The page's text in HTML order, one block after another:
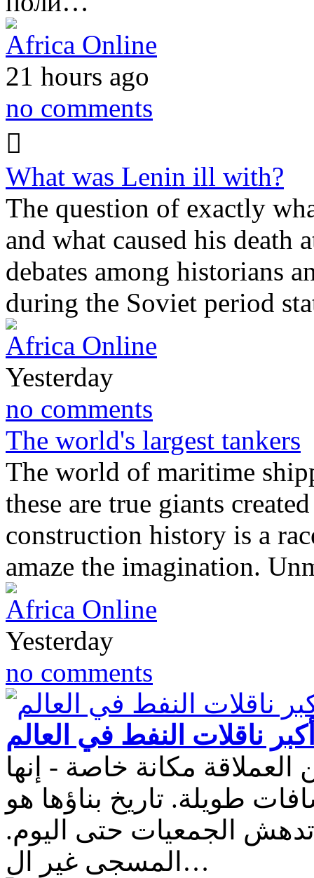
Africa Online
21 hours ago
no comments
What was Lenin ill with?
The question of exactly
and what caused his death
debates among historians
during the Soviet period
Africa Online
Yesterday
no comments
The world's largest tankers
The world of maritime
these are true giants
construction history is a
amaze the imagination.
Africa Online
Yesterday
no comments
ناقلات النفط في العالم
مكانة خاصة - إنها
طويلة. تاريخ بناؤها هو
تدهش الجمعيات حتى اليوم.
المسجى غير ال…